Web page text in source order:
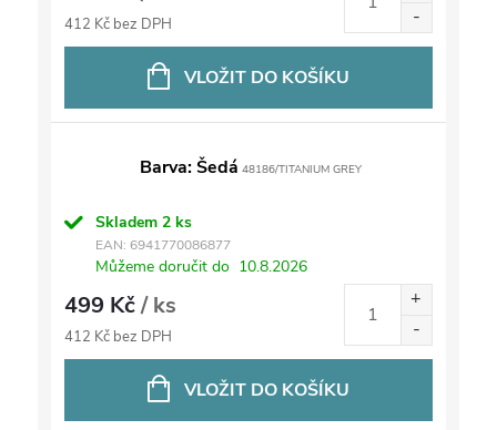
412 Kč bez DPH
VLOŽIT DO KOŠÍKU
Barva: Šedá 48186/TITANIUM GREY
Skladem 2 ks
EAN: 6941770086877
Můžeme doručit do 10.8.2026
499 Kč/ ks
412 Kč bez DPH
VLOŽIT DO KOŠÍKU